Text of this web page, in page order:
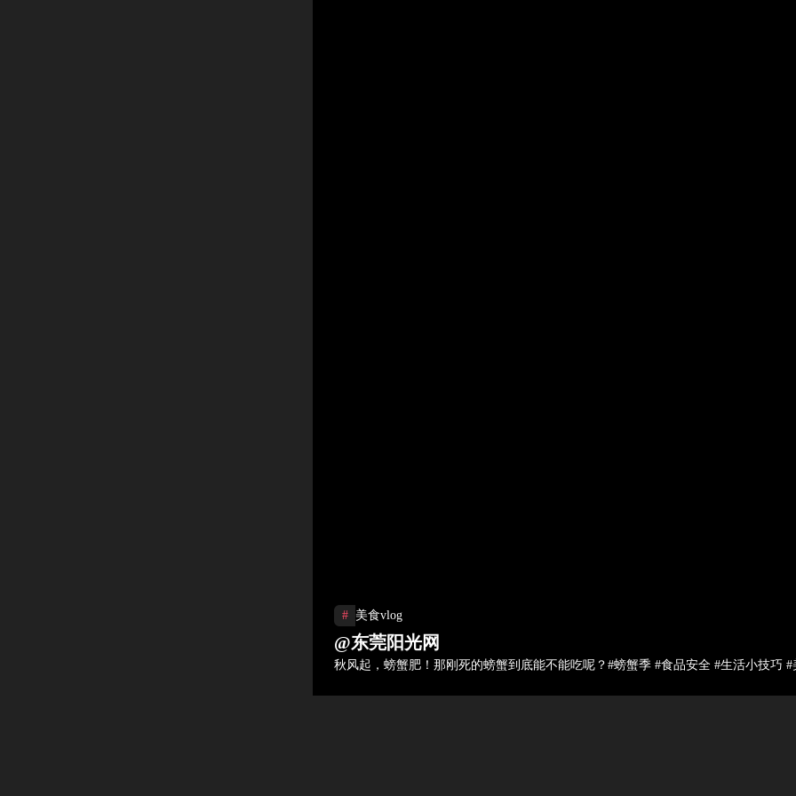
# 美食vlog
@东莞阳光网
秋风起，螃蟹肥！那刚死的螃蟹到底能不能吃呢？#螃蟹季 #食品安全 #生活小技巧 #